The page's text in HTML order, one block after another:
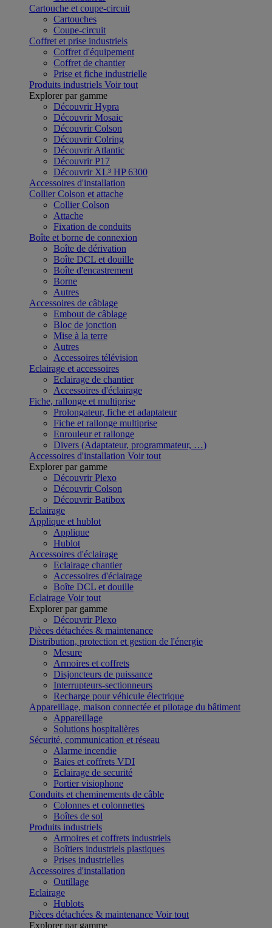
Cartouche et coupe-circuit
Cartouches
Coupe-circuit
Coffret et prise industriels
Coffret d'équipement
Coffret de chantier
Prise et fiche industrielle
Produits industriels Voir tout
Explorer par gamme
Découvrir Hypra
Découvrir Mosaic
Découvrir Colson
Découvrir Colring
Découvrir Atlantic
Découvrir P17
Découvrir XL³ HP 6300
Accessoires d'installation
Collier Colson et attache
Collier Colson
Attache
Fixation de conduits
Boîte et borne de connexion
Boîte de dérivation
Boîte DCL et douille
Boîte d'encastrement
Borne
Autres
Accessoires de câblage
Embout de câblage
Bloc de jonction
Mise à la terre
Autres
Accessoires télévision
Eclairage et accessoires
Eclairage de chantier
Accessoires d'éclairage
Fiche, rallonge et multiprise
Prolongateur, fiche et adaptateur
Fiche et rallonge multiprise
Enrouleur et rallonge
Divers (Adaptateur, programmateur, …)
Accessoires d'installation Voir tout
Explorer par gamme
Découvrir Plexo
Découvrir Colson
Découvrir Batibox
Eclairage
Applique et hublot
Applique
Hublot
Accessoires d'éclairage
Eclairage chantier
Accessoires d'éclairage
Boîte DCL et douille
Eclairage Voir tout
Explorer par gamme
Découvrir Plexo
Pièces détachées & maintenance
Distribution, protection et gestion de l'énergie
Mesure
Armoires et coffrets
Disjoncteurs de puissance
Interrupteurs-sectionneurs
Recharge pour véhicule électrique
Appareillage, maison connectée et pilotage du bâtiment
Appareillage
Solutions hospitalières
Sécurité, communication et réseau
Alarme incendie
Baies et coffrets VDI
Eclairage de securité
Portier visiophone
Conduits et cheminements de câble
Colonnes et colonnettes
Boîtes de sol
Produits industriels
Armoires et coffrets industriels
Boîtiers industriels plastiques
Prises industrielles
Accessoires d'installation
Outillage
Eclairage
Hublots
Pièces détachées & maintenance Voir tout
Explorer par gamme